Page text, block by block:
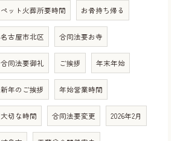
ペット火葬所要時間 お骨持ち帰る
名古屋市北区 合同法要お寺
合同法要御礼 ご挨拶 年末年始
新年のご挨拶 年始営業時間
大切な時間 合同法要変更 2026年2月